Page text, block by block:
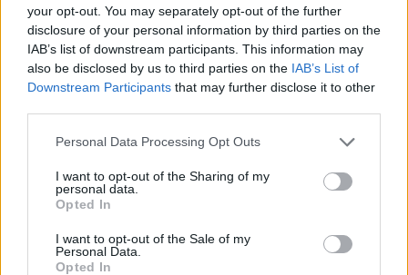
your opt-out. You may separately opt-out of the further
disclosure of your personal information by third parties on the
IAB’s list of downstream participants. This information may
also be disclosed by us to third parties on the IAB’s List of
Downstream Participants that may further disclose it to other
Personal Data Processing Opt Outs
I want to opt-out of the Sharing of my
personal data.
Opted In
I want to opt-out of the Sale of my
Personal Data.
Opted In